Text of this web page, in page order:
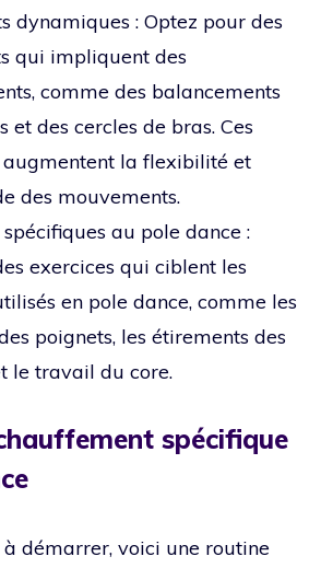
dynamiques : Optez pour des
qui impliquent des
comme des balancements
et des cercles de bras. Ces
augmentent la flexibilité et
des mouvements.
spécifiques au pole dance :
exercices qui ciblent les
en pole dance, comme les
poignets, les étirements des
le travail du core.
spécifique
démarrer, voici une routine